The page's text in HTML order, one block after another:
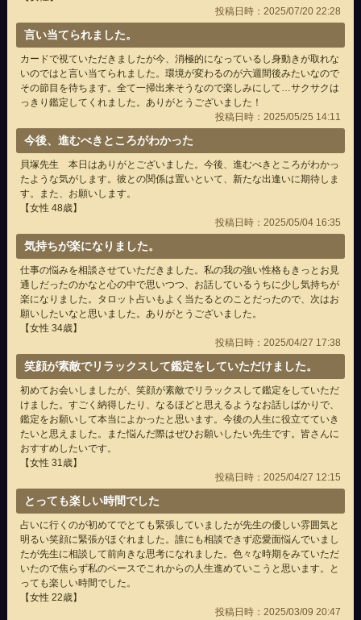
投稿日時：2025/07/20 22:28
言い当てられました。
カードで視ていただきましたが今、消極的になっているし身動きが取れな
いのではと言い当てられました。環境が変わるのが六週間後みたいなので
その節目を待ちます。全て一掃出来そうなので楽しみにして…サクサクは
っきり鑑定してくれました。ありがとうございました！
投稿日時：2025/05/25 14:11
今後、進むべきところがわかった
貝塚先生 本日はありがとございました。今後、進むべきところがわかっ
たような気がします。彼との関係は置いといて、新たな出逢いに期待しま
す。また、お願いします。
【女性 48歳】
投稿日時：2025/05/04 16:35
気持ちが楽になりました。
仕事の悩みを相談させていただきました。私の我の強い性格もきっとお見
通しだったのかなと心の中で思いつつ、お話しているうちに少し気持ちが
楽になりました。タロット占いもよく当たるとのことだったので、次はお
願いしたいなと思いました。ありがとうございました。
【女性 34歳】
投稿日時：2025/04/27 17:38
笑顔が素敵でリラックスして鑑定をしていただけました。
初めてお会いしましたが、笑顔が素敵でリラックスして鑑定をしていただ
けました。すごく納得したり、なるほどと思えるようなお話しばかりで、
鑑定をお願いして本当によかったと思います。今後の人生に役立てていき
たいと思えました。また悩んだ際はぜひお願いしたい先生です。皆さんに
おすすめしたいです。
【女性 31歳】
投稿日時：2025/04/27 12:15
とっても楽しい時間でした
占いに行くのが初めてでとても緊張していましたが先生の優しい雰囲気と
明るい笑顔に緊張がほぐれました。誰にも相談できず恋愛面悩んでいまし
たが先生に相談して前向きな思考になれました。色々な時期をみていただ
いたので焦らず私のペースでこれからの人生進めていこうと思います。と
っても楽しい時間でした。
【女性 22歳】
投稿日時：2025/03/09 20:47